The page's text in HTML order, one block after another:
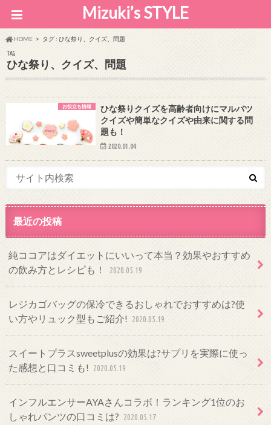
Mizuki’s STYLE
HOME タグ : ひな祭り、クイズ、問題
TAG
ひな祭り、クイズ、問題
お役立ち情報
ひな祭りクイズを高齢者向けにマルバツ
クイズや簡単なクイズや由来に関する問
題も！
2020.01.04
最近の投稿
純ココアはダイエットにいいって本当？効果やおすすめ
の飲み方とレシピも！
2020.05.19
レジカゴバッグの保冷できるおしゃれでおすすめは?使
い方やリュック型もご紹介!
2020.05.19
スイートプラスsweetplusの効果は?サプリを実際に使っ
た感想と口コミも!
2020.05.19
インフルエンサーAYAさんコラボ！ランキング1位のお
しゃれパンツの口コミは? 2020.05.17